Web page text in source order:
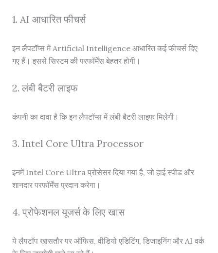
1. AI आधारित फीचर्स
इन लैपटॉप्स में Artificial Intelligence आधारित कई फीचर्स दिए
गए हैं। इससे सिस्टम की परफॉर्मेंस बेहतर होगी।
2. लंबी बैटरी लाइफ
कंपनी का दावा है कि इन लैपटॉप्स में लंबी बैटरी लाइफ मिलेगी।
3. Intel Core Ultra Processor
इनमें Intel Core Ultra प्रोसेसर दिया गया है, जो हाई स्पीड और
शानदार परफॉर्मेंस प्रदान करेगा।
4. प्रोफेशनल यूजर्स के लिए खास
ये लैपटॉप खासतौर पर ऑफिस, वीडियो एडिटिंग, डिजाइनिंग और AI वर्क